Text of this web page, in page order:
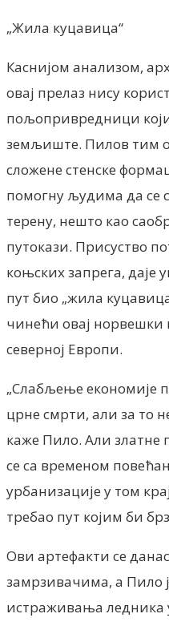
„Жила куцавица“
Каснијом анализом,
овај прелаз нису
пољопривредници
земљиште. Пилов тим
сложене стенске
помогну људима да се
терену, нешто као
путокази. Присуство
коњских запрега, даје
пут био „жила
чинећи овај норвешки
северној Европи.
„Слабљење економије
црне смрти, али за то
каже Пило. Али златне
се са временом
урбанизације у том
требао пут којим би
Ови артефакти се
замрзивачима, а Пило
истраживања ледника